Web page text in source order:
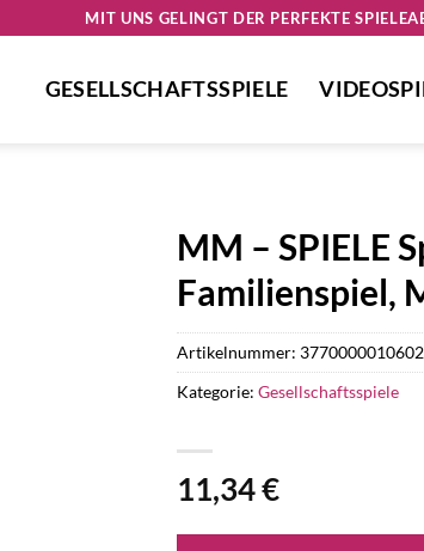
MIT UNS GELINGT DER PERFEKTE
GESELLSCHAFTSSPIELE
MM – SPIELE
Familienspiel,
11,34€
Artikelnummer: 3770000010602
Kategorie: Gesellschaftsspiele